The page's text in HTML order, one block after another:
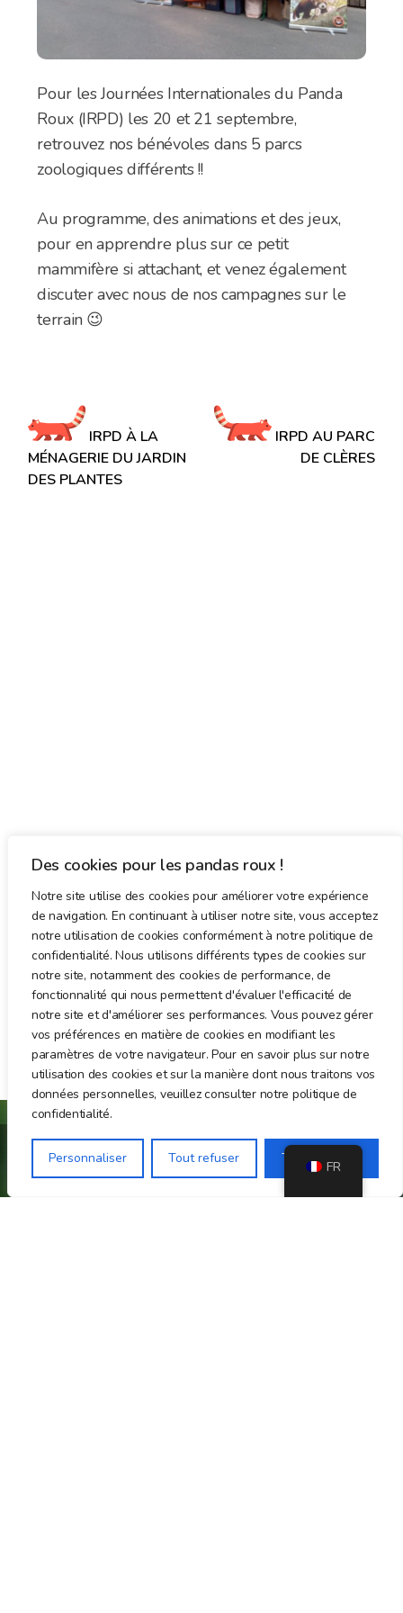
Des cookies pour les pandas roux !
Notre site utilise des cookies pour améliorer votre expérience
de navigation. En continuant à utiliser notre site, vous acceptez
notre utilisation de cookies conformément à notre politique de
confidentialité. Nous utilisons différents types de cookies sur
notre site, notamment des cookies de performance, de
fonctionnalité qui nous permettent d'évaluer l'efficacité de
notre site et d'améliorer ses performances. Vous pouvez gérer
vos préférences en matière de cookies en modifiant les
paramètres de votre navigateur. Pour en savoir plus sur notre
utilisation des cookies et sur la manière dont nous traitons vos
données personnelles, veuillez consulter notre politique de
confidentialité.
Personnaliser Tout refuser Tout accepter
Pour les Journées Internationales du Panda
Roux (IRPD) les 20 et 21 septembre,
retrouvez nos bénévoles dans 5 parcs
zoologiques différents !!
Au programme, des animations et des jeux,
pour en apprendre plus sur ce petit
mammifère si attachant, et venez également
discuter avec nous de nos campagnes sur le
terrain 😉
Navigation
de
l’article
IRPD À LA
MÉNAGERIE DU JARDIN
DES PLANTES
IRPD AU PARC
DE CLÈRES
Association loi 1901 de sensibilisation et de
FR